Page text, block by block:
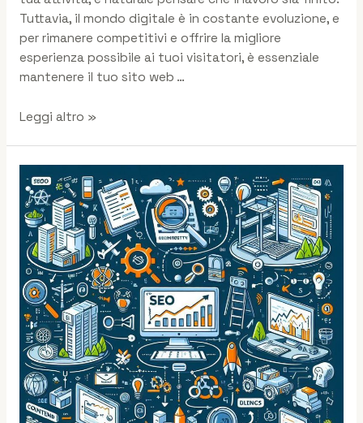
Tuttavia, il mondo digitale è in costante evoluzione, e
per rimanere competitivi e offrire la migliore
esperienza possibile ai tuoi visitatori, è essenziale
mantenere il tuo sito web …
Leggi altro »